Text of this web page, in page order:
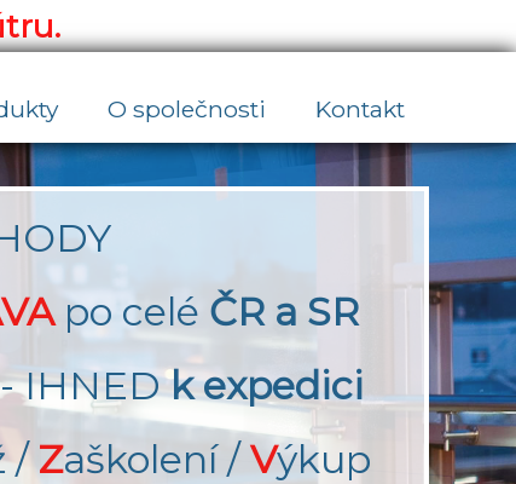
O společnosti Kontakt
po celé ČR a SR
IHNEDk expedici
/ Zaškolení /Výkup